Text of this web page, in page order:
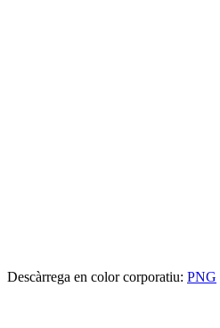
Descàrrega en color corporatiu: PNG